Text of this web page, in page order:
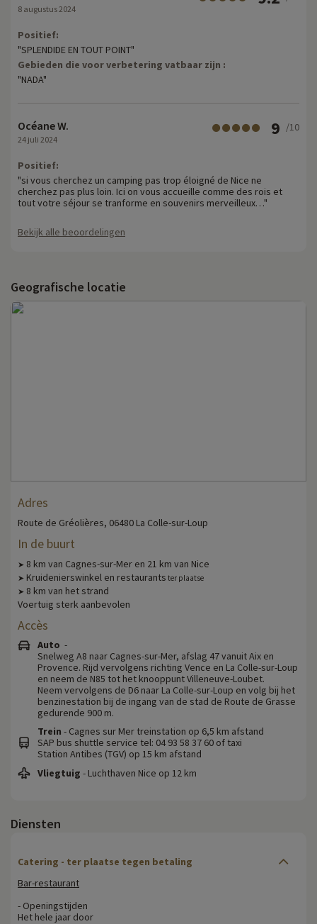
8 augustus 2024
Positief:
"SPLENDIDE EN TOUT POINT"
Gebieden die voor verbetering vatbaar zijn :
"NADA"
Océane W.
24 juli 2024
9 /10
Positief:
"si vous cherchez un camping pas trop éloigné de Nice ne
cherchez pas plus loin. Ici on vous accueille comme des rois et
tout votre séjour se tranforme en souvenirs merveilleux…"
Bekijk alle beoordelingen
Geografische locatie
Adres
Route de Gréolières, 06480 La Colle-sur-Loup
In de buurt
➤ 8 km van Cagnes-sur-Mer en 21 km van Nice
➤ Kruidenierswinkel en restaurants ter plaatse
➤ 8 km van het strand
Voertuig sterk aanbevolen
Accès
Auto -
Snelweg A8 naar Cagnes-sur-Mer, afslag 47 vanuit Aix en
Provence. Rijd vervolgens richting Vence en La Colle-sur-Loup
en neem de N85 tot het knooppunt Villeneuve-Loubet.
Neem vervolgens de D6 naar La Colle-sur-Loup en volg bij het
benzinestation bij de ingang van de stad de Route de Grasse
gedurende 900 m.
Trein - Cagnes sur Mer treinstation op 6,5 km afstand
SAP bus shuttle service tel: 04 93 58 37 60 of taxi
Station Antibes (TGV) op 15 km afstand
Vliegtuig - Luchthaven Nice op 12 km
Diensten
Catering - ter plaatse tegen betaling
Bar-restaurant
- Openingstijden
Het hele jaar door